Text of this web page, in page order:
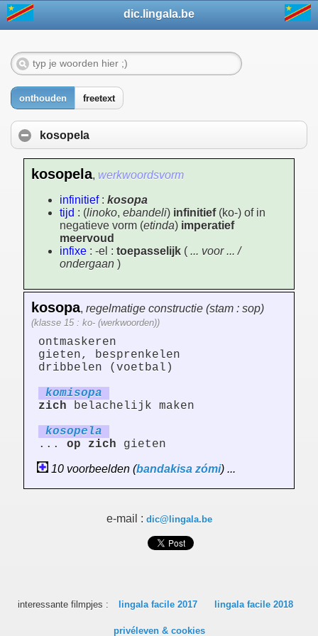
dic.lingala.be
onthouden freetext
kosopela
kosopela, werkwoordsvorm
infinitief: kosopa
tijd : (linoko, ebandeli) infinitief(ko-) of in
negatieve vorm (etinda) imperatief
meervoud
infixe : -el : toepasselijk ( ... voor ... /
ondergaan )
kosopa, regelmatige constructie (stam : sop)
(klasse 15 : ko- (werkwoorden))
ontmaskeren
gieten, besprenkelen
dribbelen (voetbal)
komisopa
zich belachelijk maken
kosopela
... op zich gieten
10 voorbeelden (bandakisa zómi) ...
e-mail : dic@lingala.be
interessante filmpjes : lingala facile 2017 lingala facile 2018
privéleven & cookies